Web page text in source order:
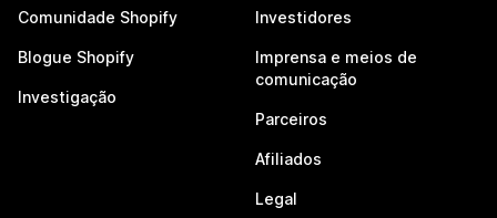
Comunidade Shopify
Blogue Shopify
Investigação
Investidores
Imprensa e meios de
comunicação
Parceiros
Afiliados
Legal